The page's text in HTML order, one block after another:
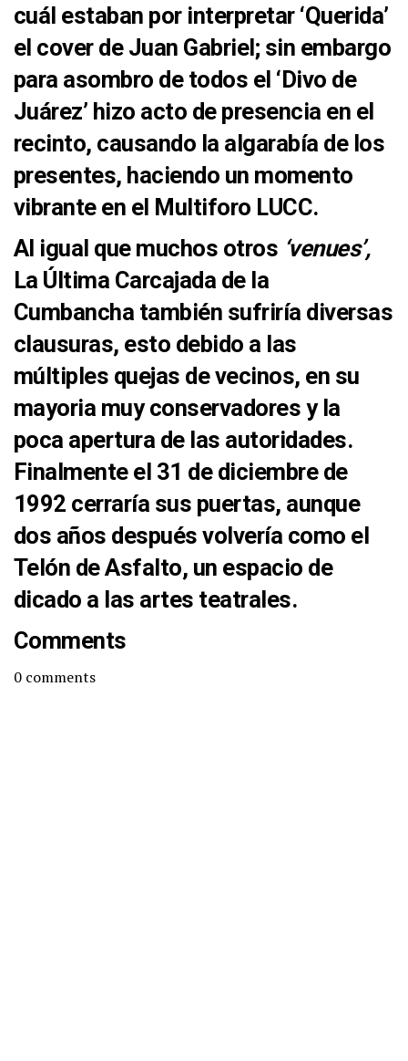
cuál estaban por interpretar‘Querida’
el cover de Juan Gabriel; sin embargo
para asombro de todos el ‘Divo de
Juárez’ hizo acto de presencia en el
recinto, causando la algarabía de los
presentes, haciendo un momento
vibranteen el Multiforo LUCC.
Al igual que muchos otros ‘venues’,
La Última Carcajada de la
Cumbancha también sufriría diversas
clausuras, esto debido a las
múltiples quejas de vecinos, en su
mayoria muyconservadores y la
poca apertura de las autoridades.
Finalmente el 31 de diciembre de
1992 cerraría sus puertas, aunque
dos años después volvería como el
Telón de Asfalto, un espacio de
dicado a las artes teatrales.
Comments
0 comments